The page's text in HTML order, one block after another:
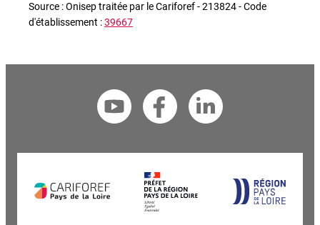
Source : Onisep traitée par le Cariforef - 213824 - Code
d'établissement :39667